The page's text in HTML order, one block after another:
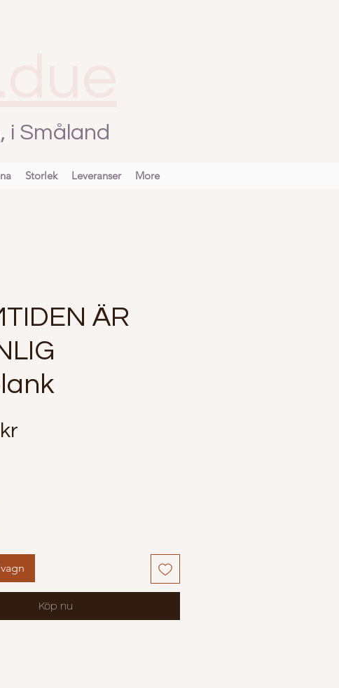
i Småland
Storlek Leveranser More
ÄR
Köp nu